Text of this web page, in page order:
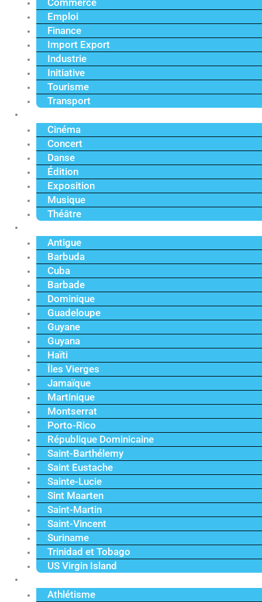
Commerce
Emploi
Finance
Import Export
Industrie
Initiative
Tourisme
Transport
Cinéma
Concert
Danse
Édition
Exposition
Musique
Théâtre
Antigue
Barbuda
Cuba
Barbade
Dominique
Guadeloupe
Guyane
Guyana
Haïti
Îles Vierges
Jamaïque
Martinique
Montserrat
Porto-Rico
République Dominicaine
Saint-Barthélemy
Saint Eustache
Sainte-Lucie
Sint Maarten
Saint-Martin
Saint-Vincent
Suriname
Trinidad et Tobago
US Virgin Island
Athlétisme